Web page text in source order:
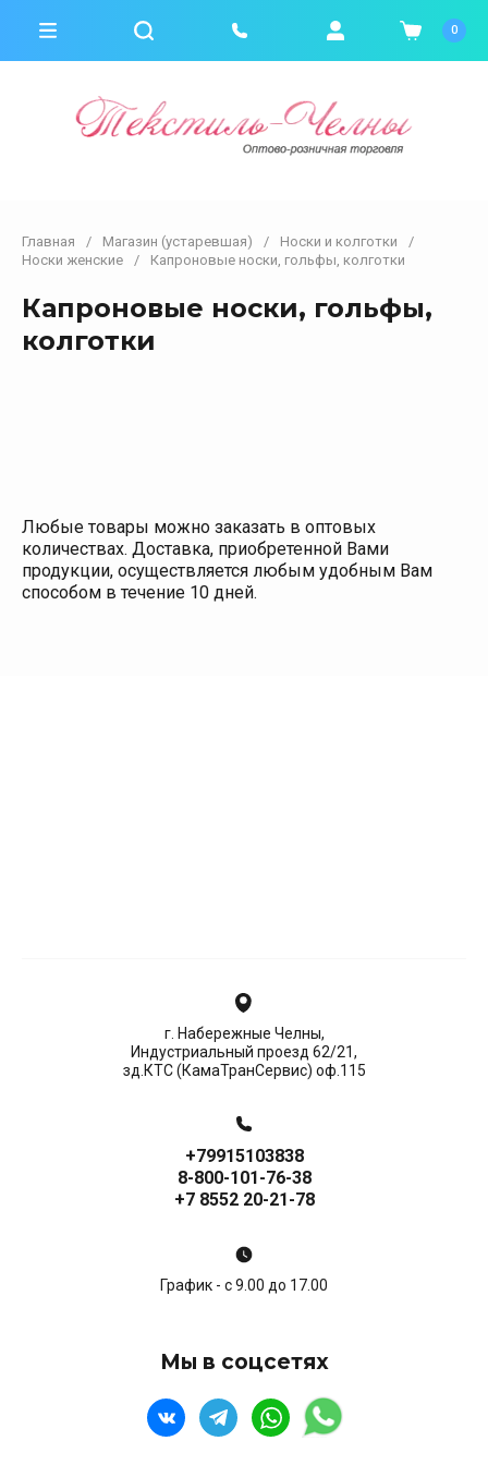
0
Главная / Магазин (устаревшая) / Носки и колготки
/
Носки женские
/ Капроновые носки, гольфы, колготки
Капроновые носки, гольфы,
колготки
Любые товары можно заказать в оптовых
количествах. Доставка, приобретенной Вами
продукции, осуществляется любым удобным Вам
способом в течение 10 дней.
г. Набережные Челны,
Индустриальный проезд 62/21,
зд.КТС (КамаТранСервис) оф.115
+79915103838
8-800-101-76-38
+7 8552 20-21-78
График - с 9.00 до 17.00
Мы в соцсетях